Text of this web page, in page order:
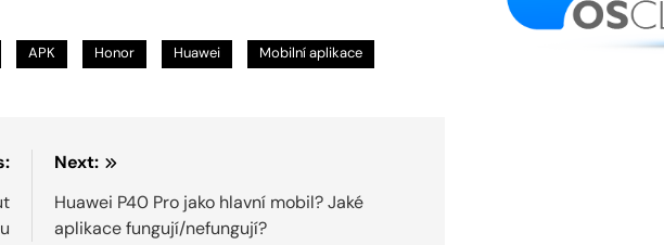
APK Honor Huawei Mobilní aplikace
Next:
Huawei P40 Pro jako hlavní mobil? Jaké
aplikace fungují/nefungují?